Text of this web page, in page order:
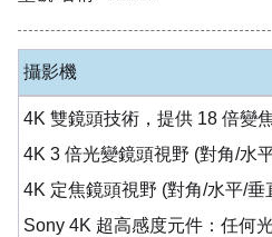
攝影機
4K 雙鏡頭技術，提供 18 倍變
4K 3 倍光變鏡頭視野 (對角/水
4K 定焦鏡頭視野 (對角/水平/垂
Sony 4K 超高感度元件：任何